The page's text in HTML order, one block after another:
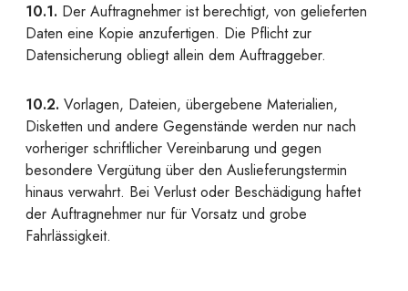
10.1. Der Auftragnehmer ist berechtigt, von gelieferten
Daten eine Kopie anzufertigen. Die Pflicht zur
Datensicherung obliegt allein dem Auftraggeber.
10.2. Vorlagen, Dateien, übergebene Materialien,
Disketten und andere Gegenstände werden nur nach
vorheriger schriftlicher Vereinbarung und gegen
besondere Vergütung über den Auslieferungstermin
hinaus verwahrt. Bei Verlust oder Beschädigung haftet
der Auftragnehmer nur für Vorsatz und grobe
Fahrlässigkeit.